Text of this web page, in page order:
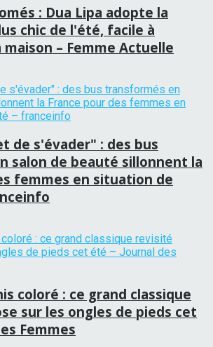
: Dua Lipa adopte la
chic de l'été, facile à
– Femme Actuelle
de s'évader" : des bus
salon de beauté sillonnent la
femmes en situation de
coloré : ce grand classique
sur les ongles de pieds cet
Femmes